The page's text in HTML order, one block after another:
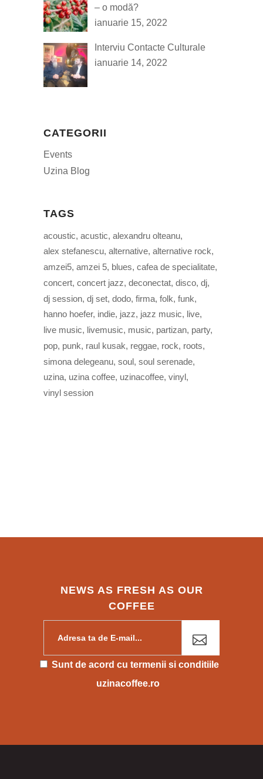
– o modă?
ianuarie 15, 2022
Interviu Contacte Culturale
ianuarie 14, 2022
CATEGORII
Events
Uzina Blog
TAGS
acoustic acustic alexandru olteanu
alex stefanescu alternative alternative rock
amzei5 amzei 5 blues cafea de specialitate
concert concert jazz deconectat disco dj
dj session dj set dodo firma folk funk
hanno hoefer indie jazz jazz music live
live music livemusic music partizan party
pop punk raul kusak reggae rock roots
simona delegeanu soul soul serenade
uzina uzina coffee uzinacoffee vinyl
vinyl session
NEWS AS FRESH AS OUR
COFFEE
Please leave this field empty.
Sunt de acord cu termenii si conditiile
uzinacoffee.ro